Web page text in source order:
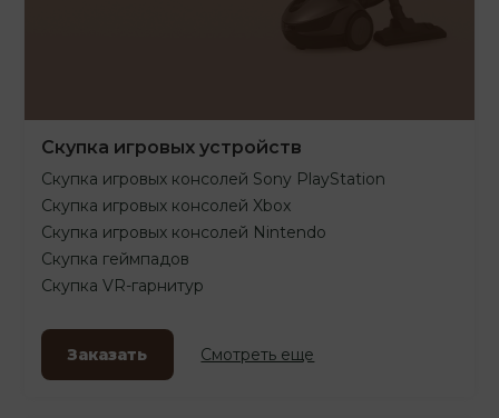
Скупка игровых устройств
Скупка игровых консолей Sony PlayStation
Скупка игровых консолей Xbox
Скупка игровых консолей Nintendo
Скупка геймпадов
Скупка VR-гарнитур
Заказать Смотреть еще